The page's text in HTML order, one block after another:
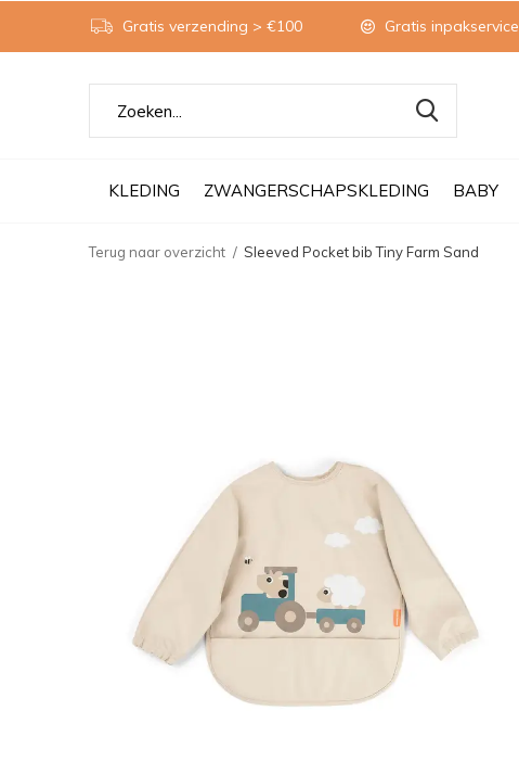
KLEDING ZWANGERSCHAPSKLEDING BABY
Gratis verzending > €100 Gratis inpakservice
Terug naar overzicht Sleeved Pocket bib Tiny Farm Sand